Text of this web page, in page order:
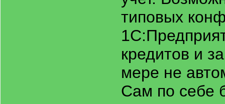
типовых
кредитов и
мере не
Сам по себе